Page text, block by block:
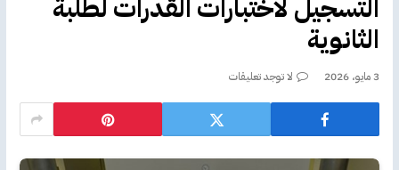
التسجيل لاختبارات القدرات لطلبة
الثانوية
3 مايو، 2026 لا توجد تعليقات